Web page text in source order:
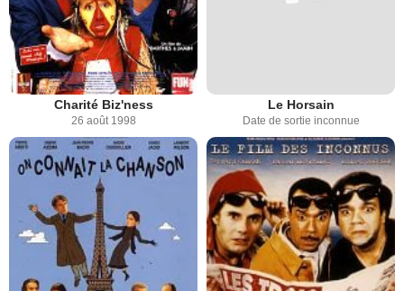
Charité Biz'ness
26 août 1998
Le Horsain
Date de sortie inconnue